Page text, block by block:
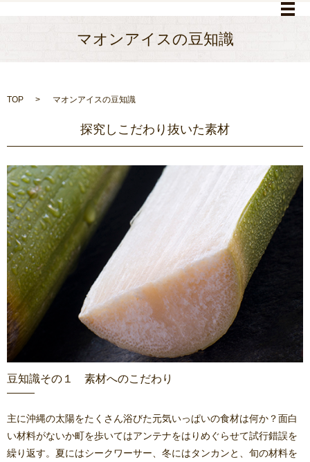
メ
マオンアイスの豆知識
TOP マオンアイスの豆知識
探究しこだわり抜いた素材
豆知識その１ 素材へのこだわり
主に沖縄の太陽をたくさん浴びた元気いっぱいの食材は何か？面白
い材料がないか町を歩いてはアンテナをはりめぐらせて試行錯誤を
繰り返す。夏にはシークワーサー、冬にはタンカンと、旬の材料を